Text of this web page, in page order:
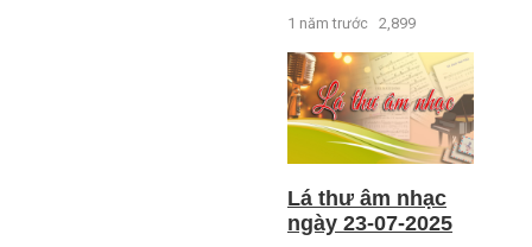
1 năm trước 2,899
Lá thư âm nhạc
ngày 23-07-2025